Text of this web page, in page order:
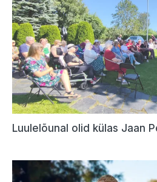
Luulelõunal olid külas Jaan